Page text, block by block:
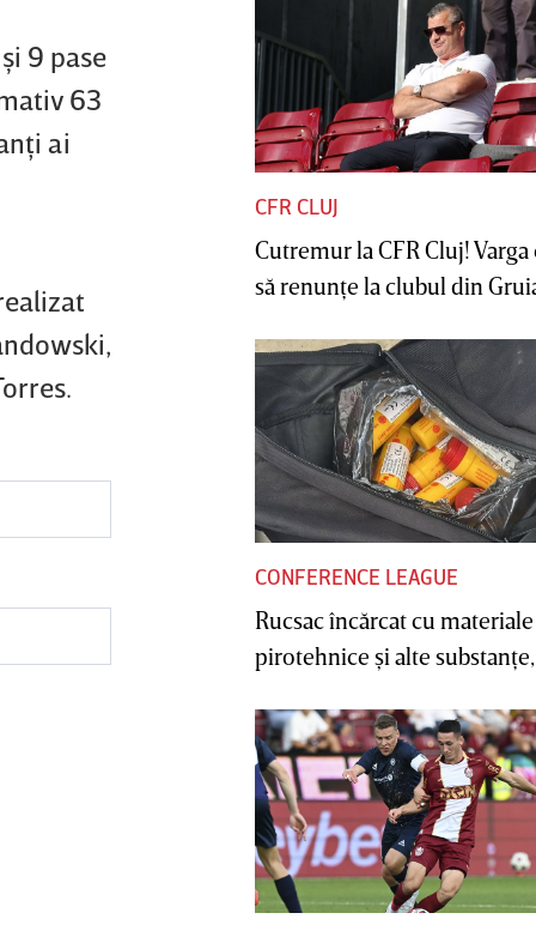
9 pase
63
ai
CFR CLUJ
Cutremur la CFR Cluj! Varga
să renunţe la clubul din
CONFERENCE LEAGUE
Rucsac încărcat cu materiale
pirotehnice şi alte substanţe,